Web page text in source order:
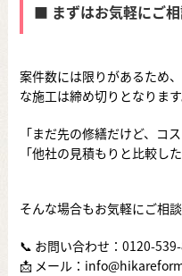
■ まずはお気軽にご相
案件数には限りがあるため
な施工は締め切りとなります
「まだ先の修繕だけど、コ
「他社の見積もりと比較し
そんな場合もお気軽にご相
📞 お問い合わせ： 0120-
📩 メール：